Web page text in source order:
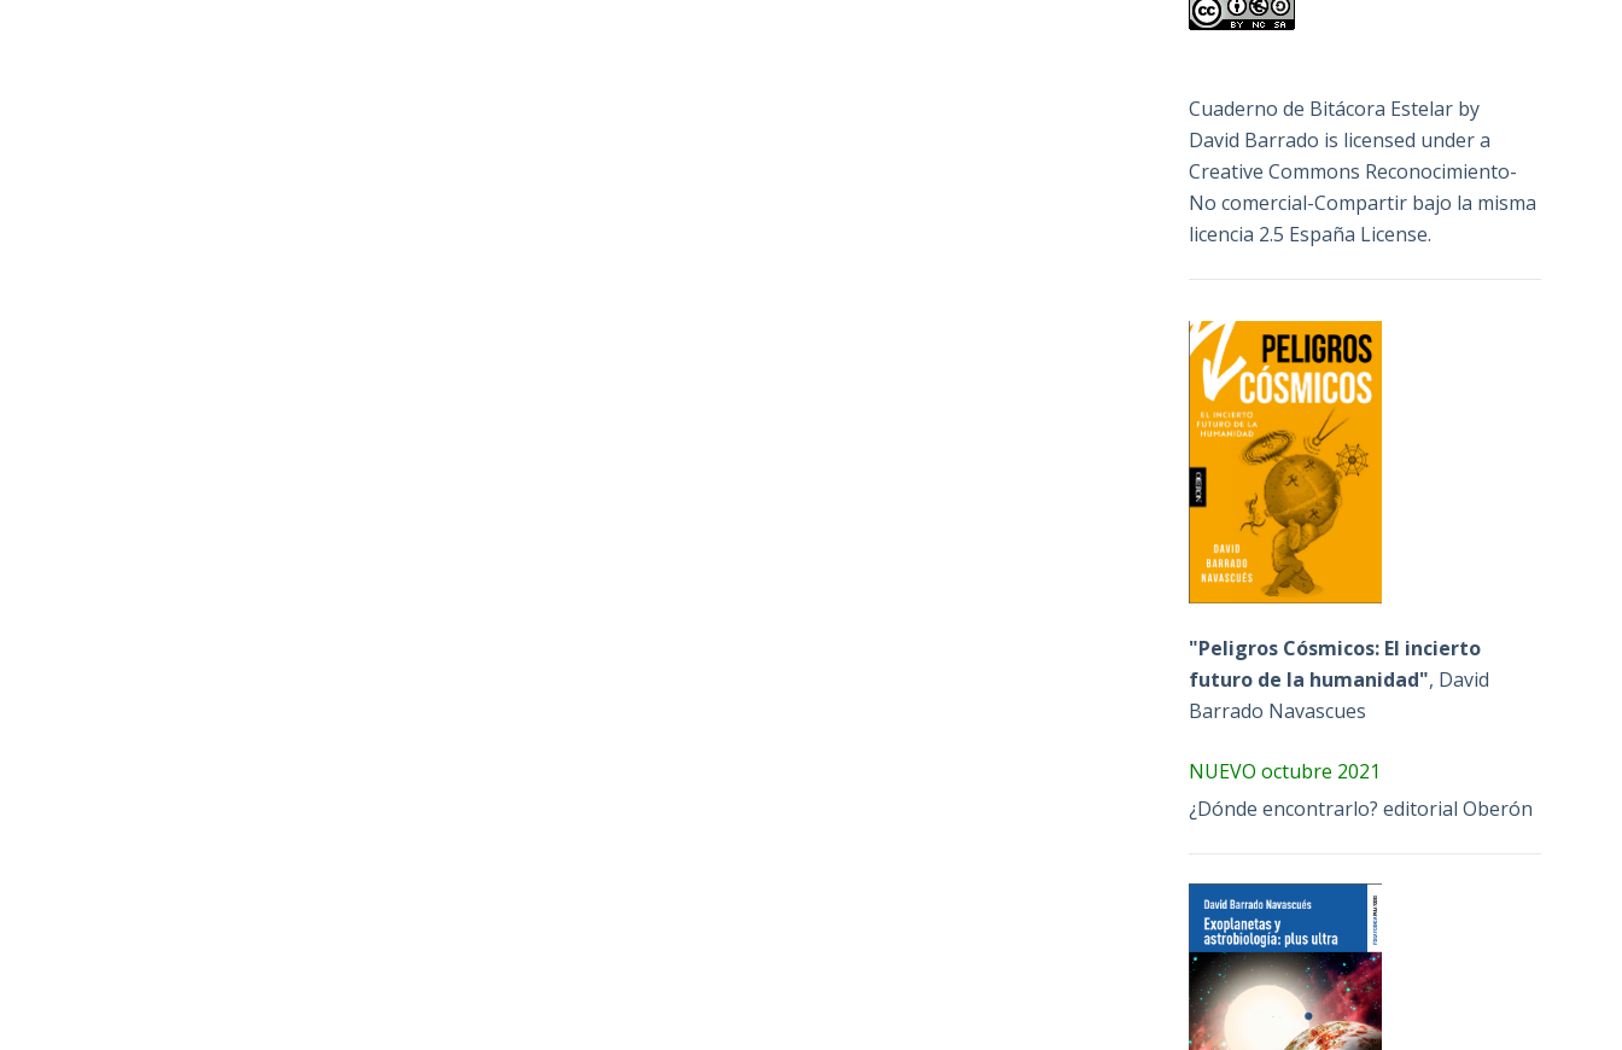
Cuaderno de Bitácora Estelar by
David Barrado is licensed under a
Creative Commons Reconocimiento-
No comercial-Compartir bajo la misma
licencia 2.5 España License.
"Peligros Cósmicos: El incierto
futuro de la humanidad", David
Barrado Navascues
NUEVO octubre 2021
¿Dónde encontrarlo? editorial Oberón